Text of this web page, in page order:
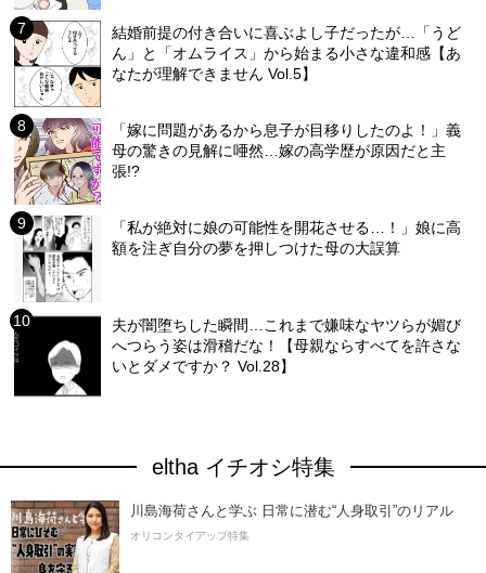
結婚前提の付き合いに喜ぶよし子だったが…「うど
ん」と「オムライス」から始まる小さな違和感【あ
なたが理解できません Vol.5】
「嫁に問題があるから息子が目移りしたのよ！」義
母の驚きの見解に唖然…嫁の高学歴が原因だと主
張!?
「私が絶対に娘の可能性を開花させる…！」娘に高
額を注ぎ自分の夢を押しつけた母の大誤算
夫が闇堕ちした瞬間…これまで嫌味なヤツらが媚び
へつらう姿は滑稽だな！【母親ならすべてを許さな
いとダメですか？ Vol.28】
eltha イチオシ特集
川島海荷さんと学ぶ 日常に潜む“人身取引”のリアル
オリコンタイアップ特集